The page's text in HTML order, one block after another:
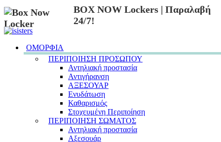
BOX NOW Lockers | Παραλαβή
24/7!
ΟΜΟΡΦΙΑ
ΠΕΡΙΠΟΙΗΣΗ ΠΡΟΣΩΠΟΥ
Αντηλιακή προστασία
Αντιγήρανση
ΑΞΕΣΟΥΑΡ
Ενυδάτωση
Καθαρισμός
Στοχευμένη Περιποίηση
ΠΕΡΙΠΟΙΗΣΗ ΣΩΜΑΤΟΣ
Αντηλιακή προστασία
Αξεσουάρ